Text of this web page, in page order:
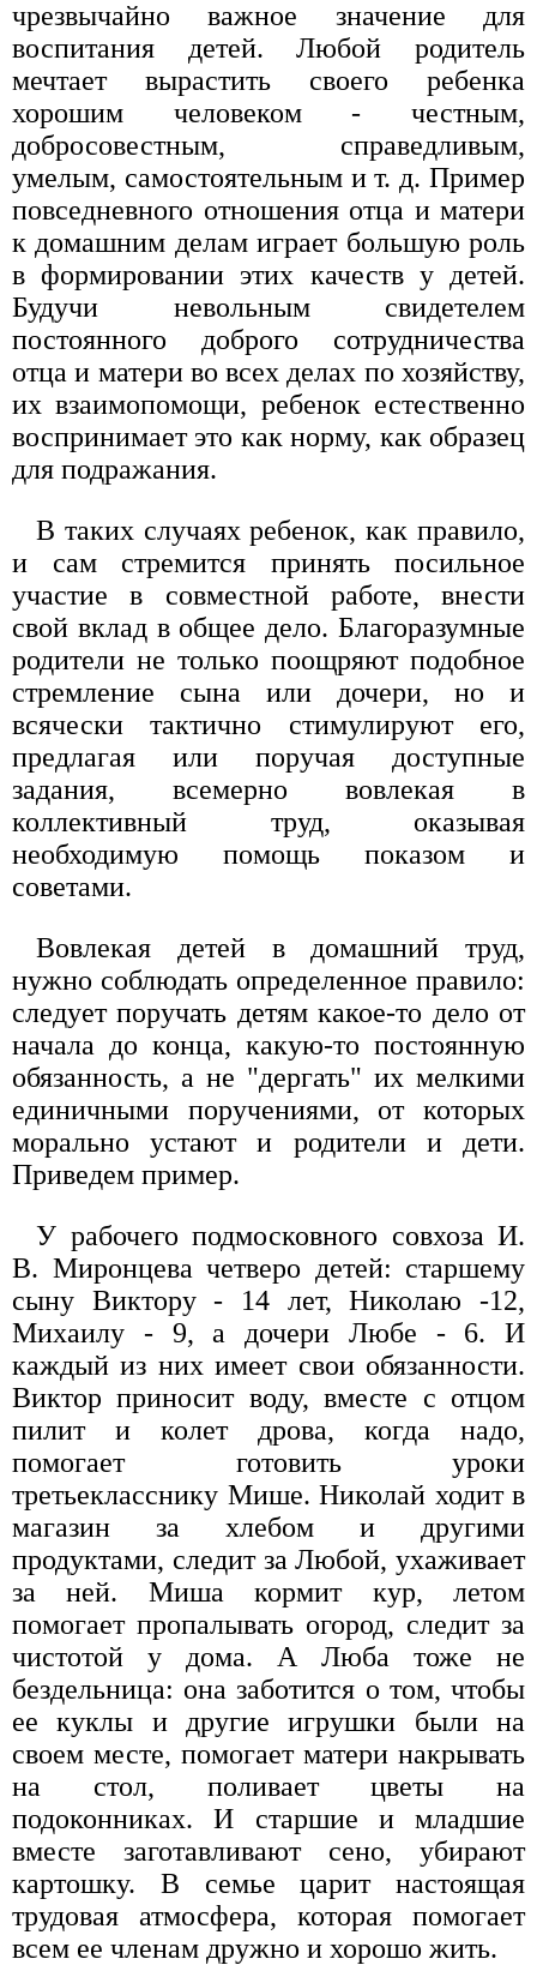
чрезвычайно важное значение для
воспитания детей. Любой родитель
мечтает вырастить своего ребенка
хорошим человеком - честным,
добросовестным, справедливым,
умелым, самостоятельным и т. д. Пример
повседневного отношения отца и матери
к домашним делам играет большую роль
в формировании этих качеств у детей.
Будучи невольным свидетелем
постоянного доброго сотрудничества
отца и матери во всех делах по хозяйству,
их взаимопомощи, ребенок естественно
воспринимает это как норму, как образец
для подражания.
В таких случаях ребенок, как правило,
и сам стремится принять посильное
участие в совместной работе, внести
свой вклад в общее дело. Благоразумные
родители не только поощряют подобное
стремление сына или дочери, но и
всячески тактично стимулируют его,
предлагая или поручая доступные
задания, всемерно вовлекая в
коллективный труд, оказывая
необходимую помощь показом и
советами.
Вовлекая детей в домашний труд,
нужно соблюдать определенное правило:
следует поручать детям какое-то дело от
начала до конца, какую-то постоянную
обязанность, а не "дергать" их мелкими
единичными поручениями, от которых
морально устают и родители и дети.
Приведем пример.
У рабочего подмосковного совхоза И.
В. Миронцева четверо детей: старшему
сыну Виктору - 14 лет, Николаю -12,
Михаилу - 9, а дочери Любе - 6. И
каждый из них имеет свои обязанности.
Виктор приносит воду, вместе с отцом
пилит и колет дрова, когда надо,
помогает готовить уроки
третьекласснику Мише. Николай ходит в
магазин за хлебом и другими
продуктами, следит за Любой, ухаживает
за ней. Миша кормит кур, летом
помогает пропалывать огород, следит за
чистотой у дома. А Люба тоже не
бездельница: она заботится о том, чтобы
ее куклы и другие игрушки были на
своем месте, помогает матери накрывать
на стол, поливает цветы на
подоконниках. И старшие и младшие
вместе заготавливают сено, убирают
картошку. В семье царит настоящая
трудовая атмосфера, которая помогает
всем ее членам дружно и хорошо жить.